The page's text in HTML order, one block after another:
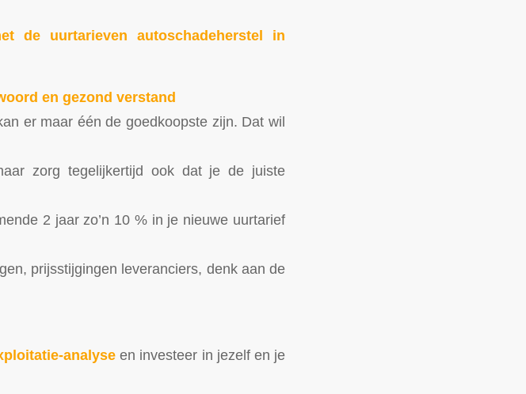
de uurtarieven autoschadeherstel in
en gezond verstand
er maar één de goedkoopste zijn. Dat wil
zorg tegelijkertijd ook dat je de juiste
2 jaar zo’n 10 % in je nieuwe uurtarief
prijsstijgingen leveranciers, denk aan de
analyse en investeer in jezelf en je